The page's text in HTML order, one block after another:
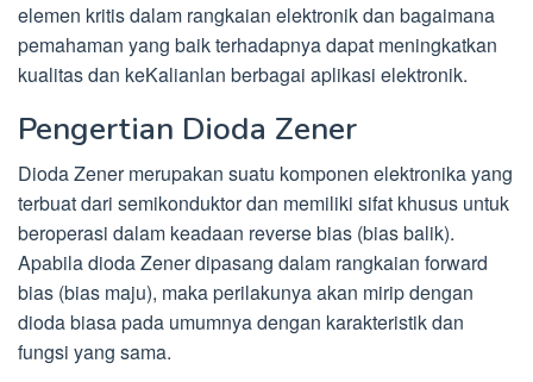
elemen kritis dalam rangkaian elektronik dan bagaimana
pemahaman yang baik terhadapnya dapat meningkatkan
kualitas dan keKalianlan berbagai aplikasi elektronik.
Pengertian Dioda Zener
Dioda Zener merupakan suatu komponen elektronika yang
terbuat dari semikonduktor dan memiliki sifat khusus untuk
beroperasi dalam keadaan reverse bias (bias balik).
Apabila dioda Zener dipasang dalam rangkaian forward
bias (bias maju), maka perilakunya akan mirip dengan
dioda biasa pada umumnya dengan karakteristik dan
fungsi yang sama.